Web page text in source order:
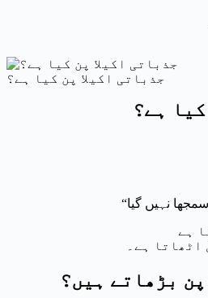
جذباتی اکیلا پن کیا ہے؟
ہے؟
ہے
ہے۔
پن بڑھاتے ہیں؟